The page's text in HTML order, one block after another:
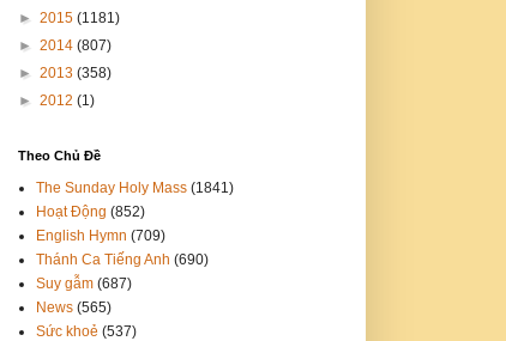
► 2015 (1181)
► 2014 (807)
► 2013 (358)
► 2012 (1)
Theo Chủ Đề
The Sunday Holy Mass (1841)
Hoạt Động (852)
English Hymn (709)
Thánh Ca Tiếng Anh (690)
Suy gẫm (687)
News (565)
Sức khoẻ (537)